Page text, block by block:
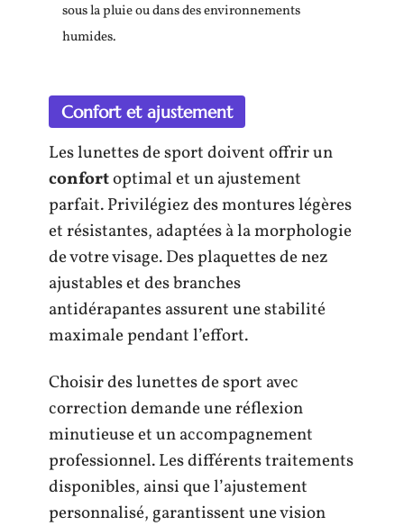
sous la pluie ou dans des environnements
humides.
Confort et ajustement
Les lunettes de sport doivent offrir un
confortoptimal et un ajustement
parfait. Privilégiez des montures légères
et résistantes, adaptées à la morphologie
de votre visage. Des plaquettes de nez
ajustables et des branches
antidérapantes assurent une stabilité
maximale pendant l’effort.
Choisir des lunettes de sport avec
correction demande une réflexion
minutieuse et un accompagnement
professionnel. Les différents traitements
disponibles, ainsi que l’ajustement
personnalisé, garantissent une vision